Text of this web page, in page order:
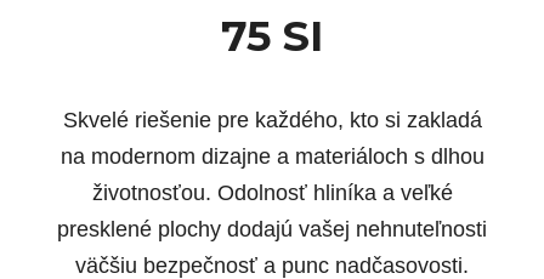
75 SI
Skvelé riešenie pre každého, kto si zakladá
na modernom dizajne a materiáloch s dlhou
životnosťou. Odolnosť hliníka a veľké
presklené plochy dodajú vašej nehnuteľnosti
väčšiu bezpečnosť a punc nadčasovosti.